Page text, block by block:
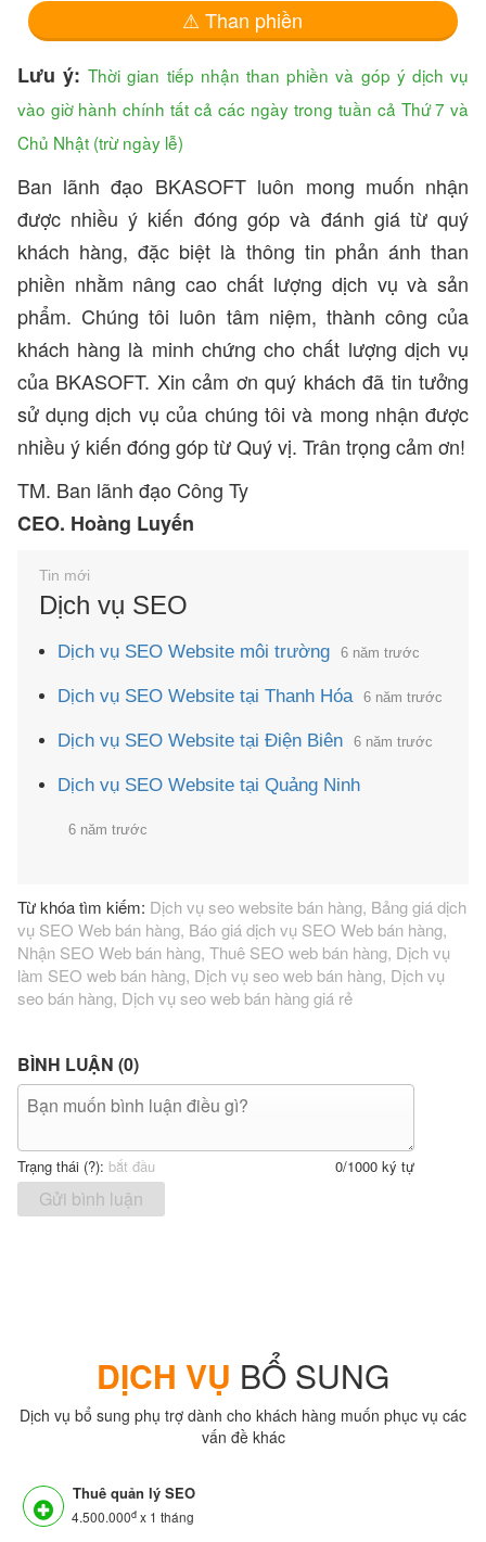
⚠ Than phiền
Lưu ý: Thời gian tiếp nhận than phiền và góp ý dịch vụ
vào giờ hành chính tất cả các ngày trong tuần cả Thứ 7 và
Chủ Nhật (trừ ngày lễ)
Ban lãnh đạo BKASOFT luôn mong muốn nhận
được nhiều ý kiến đóng góp và đánh giá từ quý
khách hàng, đặc biệt là thông tin phản ánh than
phiền nhằm nâng cao chất lượng dịch vụ và sản
phẩm. Chúng tôi luôn tâm niệm, thành công của
khách hàng là minh chứng cho chất lượng dịch vụ
của BKASOFT. Xin cảm ơn quý khách đã tin tưởng
sử dụng dịch vụ của chúng tôi và mong nhận được
nhiều ý kiến đóng góp từ Quý vị. Trân trọng cảm ơn!
TM. Ban lãnh đạo Công Ty
CEO. Hoàng Luyến
Dịch vụ SEO
Dịch vụ SEO Website môi trường 6 năm trước
Dịch vụ SEO Website tại Thanh Hóa 6 năm trước
Dịch vụ SEO Website tại Điện Biên 6 năm trước
Dịch vụ SEO Website tại Quảng Ninh
6 năm trước
Dịch vụ seo website bán hàng Bảng giá dịch
vụ SEO Web bán hàng Báo giá dịch vụ SEO Web bán hàng
Nhận SEO Web bán hàng Thuê SEO web bán hàng Dịch vụ
làm SEO web bán hàng Dịch vụ seo web bán hàng Dịch vụ
seo bán hàng Dịch vụ seo web bán hàng giá rẻ
BÌNH LUẬN (0)
Trạng thái (?): bắt đầu 0/1000 ký tự
Gửi bình luận
DỊCH VỤ BỔ SUNG
Dịch vụ bổ sung phụ trợ dành cho khách hàng muốn phục vụ các
vấn đề khác
Thuê quản lý SEO
4.500.000đx 1 tháng